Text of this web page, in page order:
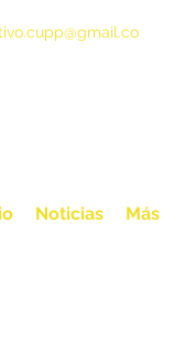
Noticias Más